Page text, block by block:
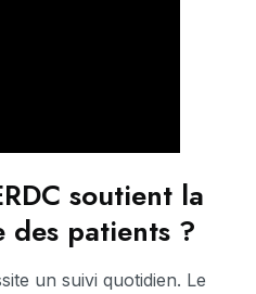
soutient la
des patients ?
un suivi quotidien. Le